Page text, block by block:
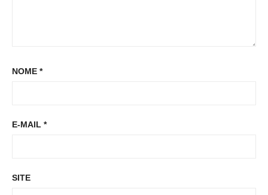
NOME *
E-MAIL *
SITE